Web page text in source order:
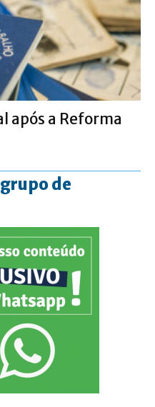
após a Reforma
de